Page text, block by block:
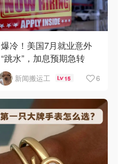
爆冷！美国7月就业意外
“跳水”，加息预期急转
弯！
新闻搬运工 15 6